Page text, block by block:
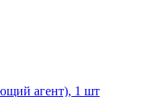
агент), 1 шт